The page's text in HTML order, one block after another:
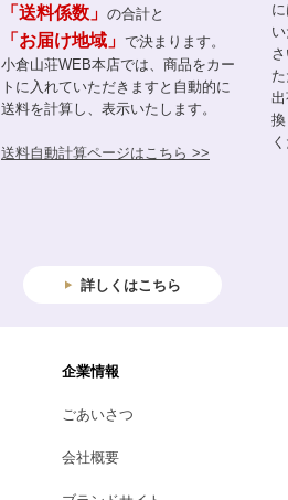
「送料係数」 の合計と
「お届け地域」 で決まります。
小倉山荘WEB本店では、商品をカー
トに入れていただきますと自動的に
送料を計算し、表示いたします。
送料自動計算ページはこちら >>
詳しくはこちら
さ
企業情報
ごあいさつ
会社概要